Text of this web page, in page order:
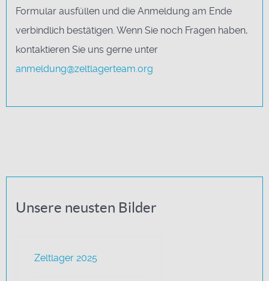
Formular ausfüllen und die Anmeldung am Ende
verbindlich bestätigen. Wenn Sie noch Fragen haben,
kontaktieren Sie uns gerne unter
anmeldung@zeltlagerteam.org
Unsere neusten Bilder
Zeltlager 2025